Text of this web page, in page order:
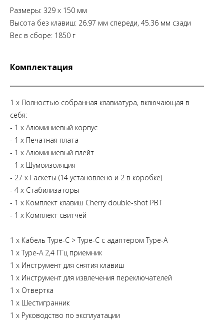
Размеры: 329 x 150 мм
Высота без клавиш: 26.97 мм спереди, 45.36 мм сзади
Вес в сборе: 1850 г
Комплектация
1 x Полностью собранная клавиатура, включающая в
себя:
- 1 х Алюминиевый корпус
- 1 х Печатная плата
- 1 х Алюминиевый плейт
- 1 х Шумоизоляция
- 27 х Гаскеты (14 установлено и 2 в коробке)
- 4 х Стабилизаторы
- 1 x Комплект клавиш Cherry double-shot PBT
- 1 x Комплект свитчей
1 x Кабель Type-C > Type-C с адаптером Type-A
1 x Type-A 2,4 ГГц приемник
1 х Инструмент для снятия клавиш
1 х Инструмент для извлечения переключателей
1 х Отвертка
1 х Шестигранник
1 х Руководство по эксплуатации